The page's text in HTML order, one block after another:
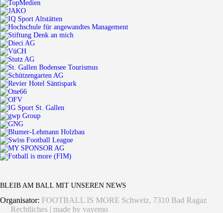
BLEIB AM BALL MIT UNSEREN NEWS
Organisator: FOOTBALL IS MORE Schweiz, 7310 Bad Ragaz
Rechtliches| made by vayemo